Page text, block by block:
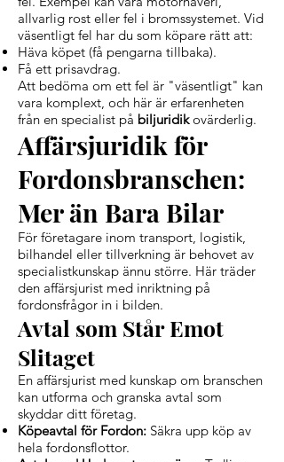
allvarlig rost eller fel i bromssystemet. Vid
väsentligt fel har du som köpare rätt att:
Häva köpet (få pengarna tillbaka).
Få ett prisavdrag.
Att bedöma om ett fel är "väsentligt" kan
vara komplext, och här är erfarenheten
från en specialist på biljuridikovärderlig.
Affärsjuridik för
Fordonsbranschen:
Mer än Bara Bilar
För företagare inom transport, logistik,
bilhandel eller tillverkning är behovet av
specialistkunskap ännu större. Här träder
den affärsjurist med inriktning på
fordonsfrågor in i bilden.
Avtal som Står Emot
Slitaget
En affärsjurist med kunskap om branschen
kan utforma och granska avtal som
skyddar ditt företag.
Köpeavtal för Fordon: Säkra upp köp av
hela fordonsflottor.